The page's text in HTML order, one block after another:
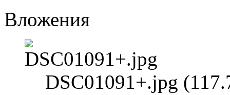
Вложения
DSC01091+.jpg